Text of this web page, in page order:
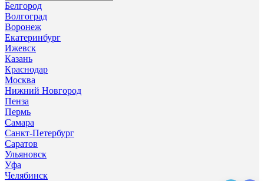
Белгород
Волгоград
Воронеж
Екатеринбург
Ижевск
Казань
Краснодар
Москва
Нижний Новгород
Пенза
Пермь
Самара
Санкт-Петербург
Саратов
Ульяновск
Уфа
Челябинск